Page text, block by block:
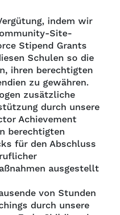
indem wir
Site-
Stipend Grants
Schulen so die
ihren berechtigten
zu gewähren.
zusätzliche
durch unsere
Achievement
berechtigten
für den Abschluss
ausgestellt
von Stunden
durch unsere